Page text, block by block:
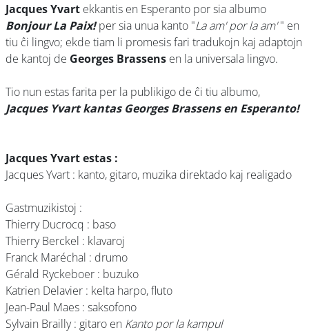
Jacques Yvart ekkantis en Esperanto por sia albumo
Bonjour La Paix!per sia unua kanto "La am' por la am'" en
tiu ĉi lingvo; ekde tiam li promesis fari tradukojn kaj adaptojn
de kantoj de Georges Brassens en la universala lingvo.
Tio nun estas farita per la publikigo de ĉi tiu albumo,
Jacques Yvart kantas Georges Brassens en Esperanto!
Jacques Yvart estas :
Jacques Yvart : kanto, gitaro, muzika direktado kaj realigado
Gastmuzikistoj :
Thierry Ducrocq : baso
Thierry Berckel : klavaroj
Franck Maréchal : drumo
Gérald Ryckeboer : buzuko
Katrien Delavier : kelta harpo, fluto
Jean-Paul Maes : saksofono
Sylvain Brailly : gitaro en Kanto por la kampul